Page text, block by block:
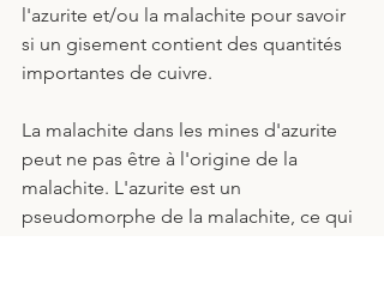
l'azurite et/ou la malachite pour savoir
si un gisement contient des quantités
importantes de cuivre.
La malachite dans les mines d'azurite
peut ne pas être à l'origine de la
malachite. L'azurite est un
pseudomorphe de la malachite, ce qui